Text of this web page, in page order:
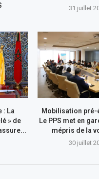
31 juillet
: La
» de
Mobilisation pré-
Le PPS met en
mépris de la
30 juillet